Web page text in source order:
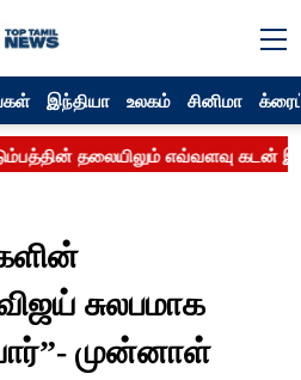
இந்தியா உலகம் சினிமா
சுலபமாக
முன்னாள்